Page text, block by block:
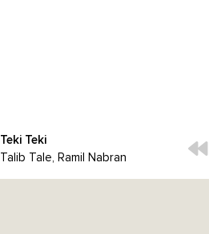
Teki Teki
Talib Tale, Ramil Nabran